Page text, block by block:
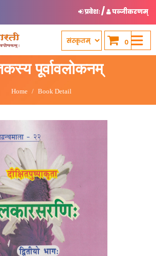
प्रवेशः/ पञ्जीकरणम्
0
पूर्वावलोकनम्
Home Book Detail